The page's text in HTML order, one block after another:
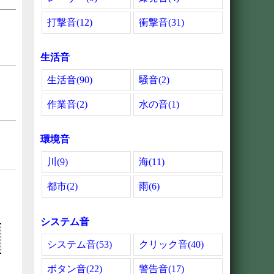
打撃音(12) 衝撃音(31)
生活音
生活音(90) 騒音(2)
作業音(2) 水の音(1)
環境音
川(9) 海(11)
都市(2) 雨(6)
システム音
システム音(53) クリック音(40)
ボタン音(22) 警告音(17)